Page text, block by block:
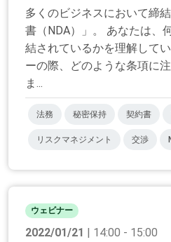
多くのビジネスにおいて締
書（NDA）」。 あなたは、
結されているかを理解して
ーの際、どのような条項に
ま...
法務 秘密保持 契約書
リスクマネジメント 交渉
ウェビナー
2022/01/21 | 14:00 - 15:00